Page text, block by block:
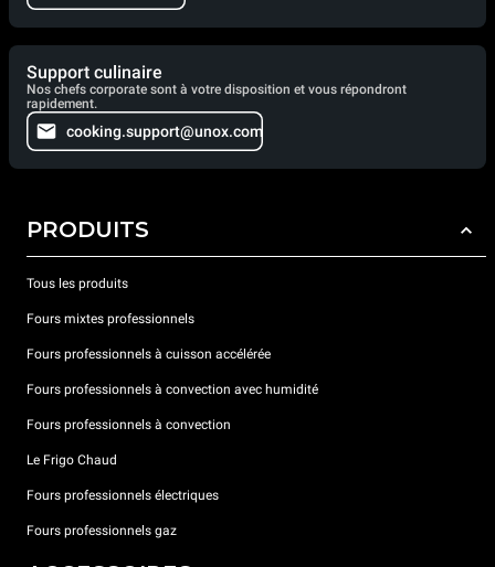
Support culinaire
Nos chefs corporate sont à votre disposition et vous répondront
rapidement.
cooking.support@unox.com
PRODUITS
Tous les produits
Fours mixtes professionnels
Fours professionnels à cuisson accélérée
Fours professionnels à convection avec humidité
Fours professionnels à convection
Le Frigo Chaud
Fours professionnels électriques
Fours professionnels gaz